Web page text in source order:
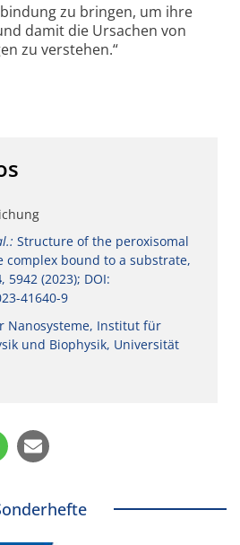
zu bringen, um ihre
damit die Ursachen von
zu verstehen.“
Structure of the peroxisomal
complex bound to a substrate,
, 5942 (2023); DOI:
41640-9
Nanosysteme, Institut für
und Biophysik, Universität